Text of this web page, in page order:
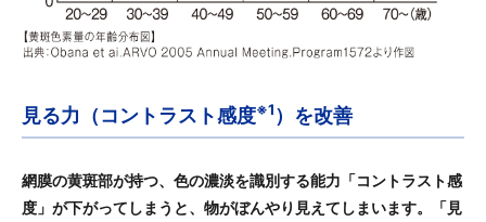
見る力（コントラスト感度※1）を改善
網膜の黄斑部が持つ、色の濃淡を識別する能力「コントラスト感
度」が下がってしまうと、物がぼんやり見えてしまいます。「見